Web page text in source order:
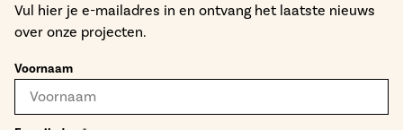
Vul hier je e-mailadres in en ontvang het laatste nieuws
over onze projecten.
Voornaam